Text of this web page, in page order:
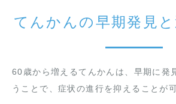
てんかんの早期発見
60歳から増えるてんかんは、早期に発
うことで、症状の進行を抑えることが